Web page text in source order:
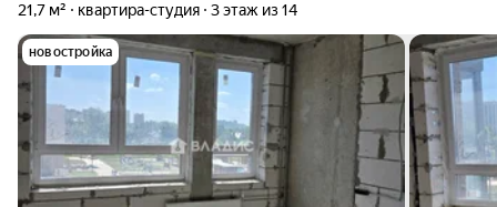
21,7 м² квартира-студия 3 этаж из 14
новостройка